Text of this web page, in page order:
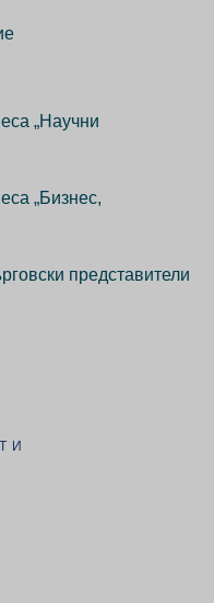
„Научни
„Бизнес,
представители